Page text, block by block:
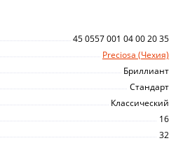
45 0557 001 04 00 20 35
Preciosa (Чехия)
Бриллиант
Стандарт
Классический
16
32